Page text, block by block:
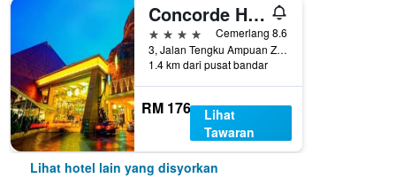
Concorde Hotel Shah Alam
4 bintang
Cemerlang 8.6
3, Jalan Tengku Ampuan Zabedah C9/C, Shah Alam, Malaysia
1.4 km dari pusat bandar
RM 176
Lihat
Tawaran
Lihat hotel lain yang disyorkan